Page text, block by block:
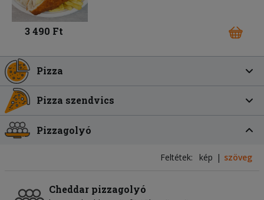
3 490 Ft
Pizza
Pizza szendvics
Pizzagolyó
Feltétek: kép szöveg
Cheddar pizzagolyó